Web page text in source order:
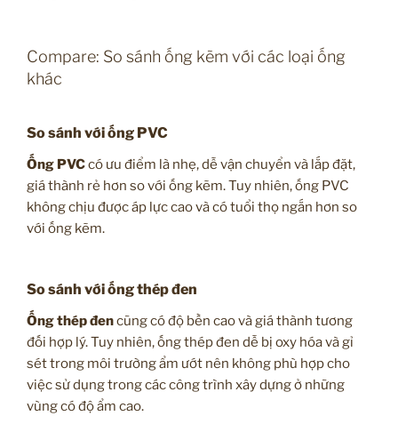
Compare: So sánh ống kẽm với các loại ống
khác
So sánh với ống PVC
Ống PVCcó ưu điểm là nhẹ, dễ vận chuyển và lắp đặt,
giá thành rẻ hơn so với ống kẽm. Tuy nhiên, ống PVC
không chịu được áp lực cao và có tuổi thọ ngắn hơn so
với ống kẽm.
So sánh với ống thép đen
Ống thép đencũng có độ bền cao và giá thành tương
đối hợp lý. Tuy nhiên, ống thép đen dễ bị oxy hóa và gỉ
sét trong môi trường ẩm ướt nên không phù hợp cho
việc sử dụng trong các công trình xây dựng ở những
vùng có độ ẩm cao.